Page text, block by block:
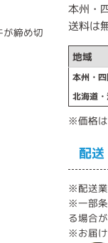
締め切
本州・
送料は
地域
本州・
北海道
※価格は
配送
※配送
※一部条
る場合
※お届